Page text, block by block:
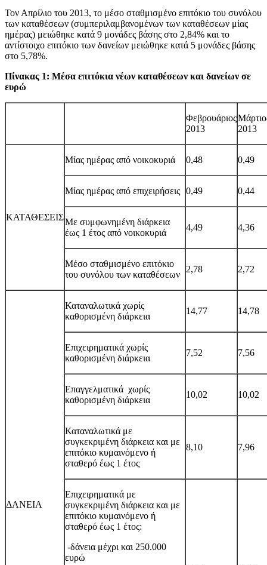
Τον Απρίλιο του 2013, το μέσο σταθμισμένο επιτόκιο του συνόλου
των καταθέσεων (συμπεριλαμβανομένων των καταθέσεων μίας
ημέρας) μειώθηκε κατά 9 μονάδες βάσης στο 2,84% και το
αντίστοιχο επιτόκιο των δανείων μειώθηκε κατά 5 μονάδες βάσης
στο 5,78%.
Πίνακας 1: Μέσα επιτόκια νέων καταθέσεων και δανείων σε
ευρώ
Φεβρουάριος
2013
2013
ΚΑΤΑΘΕΣΕΙΣ
Μίας ημέρας από νοικοκυριά 0,48 0,49
Μίας ημέρας από επιχειρήσεις 0,49 0,44
Με συμφωνημένη διάρκεια
έως 1 έτος από νοικοκυριά
4,49 4,36
Μέσο σταθμισμένο επιτόκιο
του συνόλου των καταθέσεων
2,78 2,72
ΔΑΝΕΙΑ
Καταναλωτικά χωρίς
καθορισμένη διάρκεια
14,77 14,78
Επιχειρηματικά χωρίς
καθορισμένη διάρκεια
7,52 7,56
Επαγγελματικά χωρίς
καθορισμένη διάρκεια
10,02 10,02
Καταναλωτικά με
συγκεκριμένη διάρκεια και με
επιτόκιο κυμαινόμενο ή
σταθερό έως 1 έτος
8,10 7,96
Επιχειρηματικά με
συγκεκριμένη διάρκεια και με
επιτόκιο κυμαινόμενο ή
σταθερό έως 1 έτος:
-δάνεια μέχρι και 250.000
ευρώ